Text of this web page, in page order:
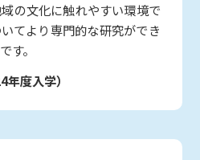
の文化に触れやすい環境で
てより専門的な研究ができ
す。
年度入学）